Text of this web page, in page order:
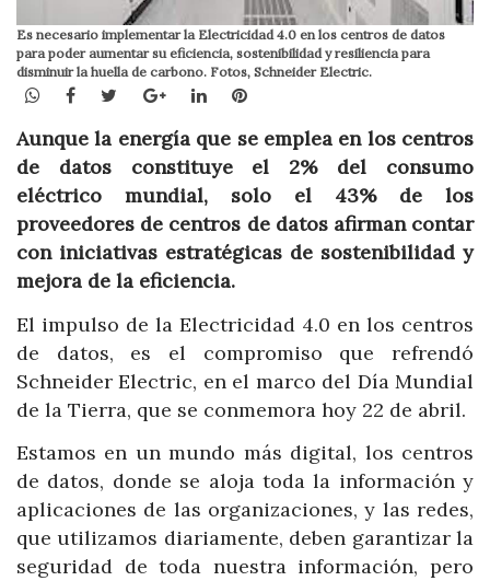
Es necesario implementar la Electricidad 4.0 en los centros de datos
para poder aumentar su eficiencia, sostenibilidad y resiliencia para
disminuir la huella de carbono. Fotos, Schneider Electric.
WhatsApp
Facebook
TwitterGoogle+LinkedInPinterest
Aunque la energía que se emplea en los centros
de datos constituye el 2% del consumo
eléctrico mundial, solo el 43% de los
proveedores de centros de datos afirman contar
con iniciativas estratégicas de sostenibilidad y
mejora de la eficiencia.
El impulso de la Electricidad 4.0 en los centros
de datos, es el compromiso que refrendó
Schneider Electric, en el marco del Día Mundial
de la Tierra, que se conmemora hoy 22 de abril.
Estamos en un mundo más digital, los centros
de datos, donde se aloja toda la información y
aplicaciones de las organizaciones, y las redes,
que utilizamos diariamente, deben garantizar la
seguridad de toda nuestra información, pero